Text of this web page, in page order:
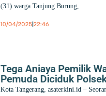
(31) warga Tanjung Burung,…
10/04/2025 |22:46
Tega Aniaya Pemilik
Pemuda Diciduk
Kota Tangerang, asaterkini.id –